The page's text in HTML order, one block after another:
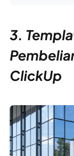
3.
ClickUp